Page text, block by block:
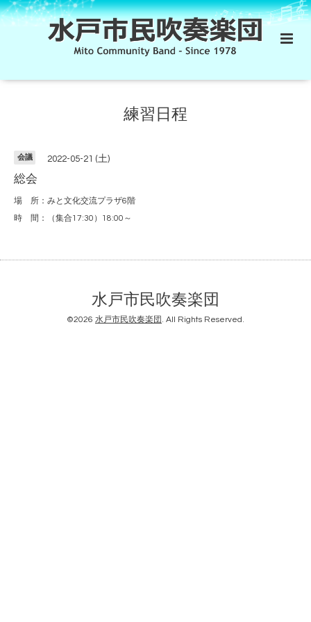
練習日程
会議 2022-05-21 (土)
総会
場 所：みと文化交流プラザ6階
時 間：（集合17:30）18:00～
水戸市民吹奏楽団
©2026 水戸市民吹奏楽団 . All Rights Reserved.